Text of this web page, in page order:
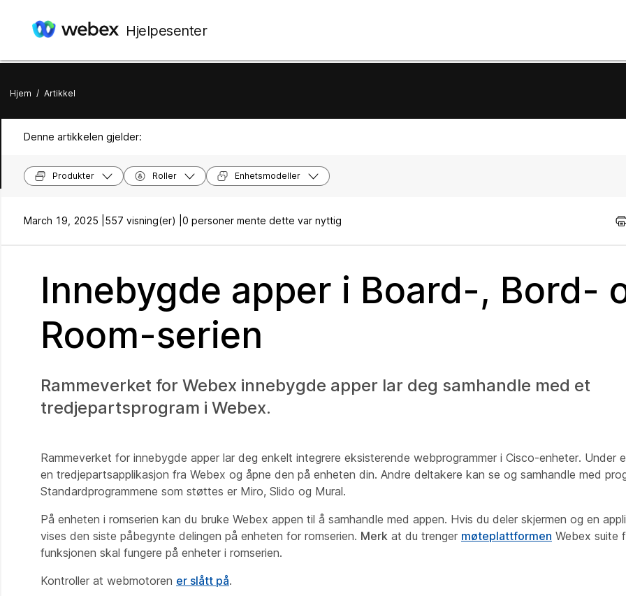
Hjelpesenter
Hjem / Artikkel
Denne artikkelen gjelder:
Produkter Roller Enhetsmodeller
March 19, 2025 | 557 visning(er) | 0 personer mente dette var nyttig
Innebygde apper i Board-, Bord-
Room-serien
Rammeverket for Webex innebygde apper lar deg samhandle med et
tredjepartsprogram i Webex.
Rammeverket for innebygde apper lar deg enkelt integrere eksisterende webprogrammer i Cisco-enheter. Under
en tredjepartsapplikasjon fra Webex og åpne den på enheten din. Andre deltakere kan se og samhandle med
Standardprogrammene som støttes er Miro, Slido og Mural.
På enheten i romserien kan du bruke Webex appen til å samhandle med appen. Hvis du deler skjermen og en
vises den siste påbegynte delingen på enheten for romserien. Merk at du trenger møteplattformen Webex suite
funksjonen skal fungere på enheter i romserien.
Kontroller at webmotoren er slått på.